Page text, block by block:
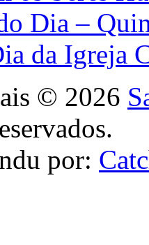
Dia –
da Igreja
© 2026
por: